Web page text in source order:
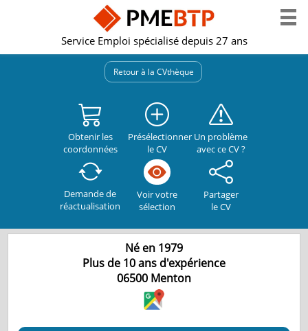
Service Emploi spécialisé depuis 27 ans
Retour à la CVthèque
Obtenir les
coordonnées
Présélectionner
le CV
Un problème
avec ce CV ?
Demande de
réactualisation
Voir votre
sélection
Partager
le CV
Né en 1979
Plus de 10 ans d'expérience
06500 Menton